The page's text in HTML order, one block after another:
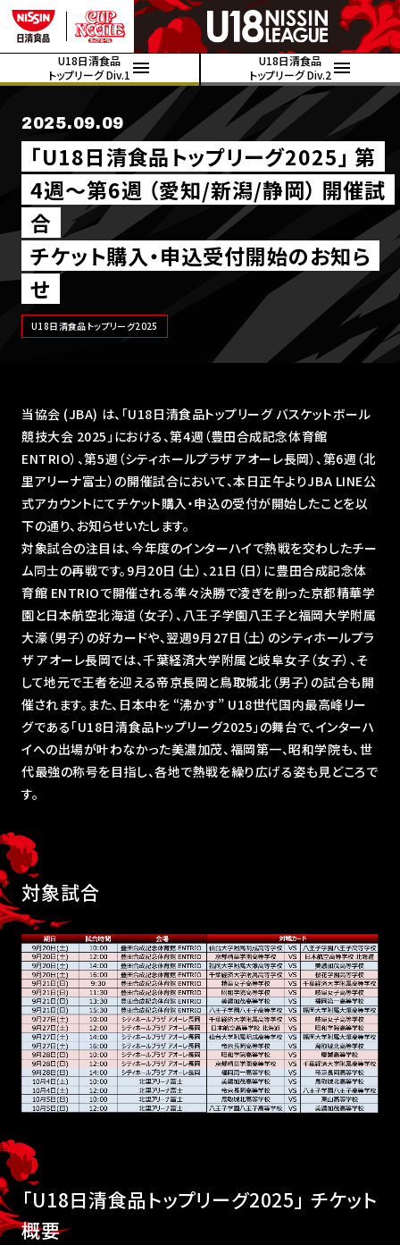
U18日清食品
トップリーグ Div.1
U18日清食品
トップリーグ Div.2
2025.09.09
｢U18日清食品トップリーグ2025｣ 第
4週～第6週 （愛知/新潟/静岡） 開催試
合
チケット購入・申込受付開始のお知ら
せ
U18日清食品トップリーグ2025
当協会 (JBA) は、「U18日清食品トップリーグ バスケットボール
競技大会 2025」における、第4週（豊田合成記念体育館
ENTRIO）、第5週（シティホールプラザ アオーレ長岡）、第6週（北
里アリーナ富士）の開催試合において、本日正午よりJBA LINE公
式アカウントにてチケット購入・申込の受付が開始したことを以
下の通り、お知らせいたします。
対象試合の注目は、今年度のインターハイで熱戦を交わしたチー
ム同士の再戦です。9月20日（土）、21日（日）に豊田合成記念体
育館 ENTRIOで開催される準々決勝で凌ぎを削った京都精華学
園と日本航空北海道（女子）、八王子学園八王子と福岡大学附属
大濠（男子）の好カードや、翌週9月27日（土）のシティホールプラ
ザ アオーレ長岡では、千葉経済大学附属と岐阜女子（女子）、そ
して地元で王者を迎える帝京長岡と鳥取城北（男子）の試合も開
催されます。また、日本中を “沸かす” U18世代国内最高峰リー
グである「U18日清食品トップリーグ2025」の舞台で、インターハ
イへの出場が叶わなかった美濃加茂、福岡第一、昭和学院も、世
代最強の称号を目指し、各地で熱戦を繰り広げる姿も見どころで
す。
対象試合
「U18日清食品トップリーグ2025｣ チケット
概要